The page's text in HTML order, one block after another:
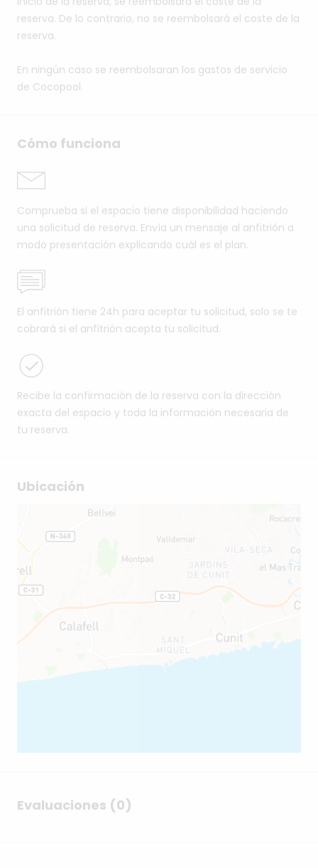
reserva. De lo contrario, no se reembolsará el coste de la
reserva.
En ningún caso se reembolsaran los gastos de servicio
de Cocopool.
Cómo funciona
Comprueba si el espacio tiene disponibilidad haciendo
una solicitud de reserva. Envía un mensaje al anfitrión a
modo presentación explicando cuál es el plan.
El anfitrión tiene 24h para aceptar tu solicitud, solo se te
cobrará si el anfitrión acepta tu solicitud.
Recibe la confirmación de la reserva con la dirección
exacta del espacio y toda la información necesaria de
tu reserva.
Ubicación
Evaluaciones (0)